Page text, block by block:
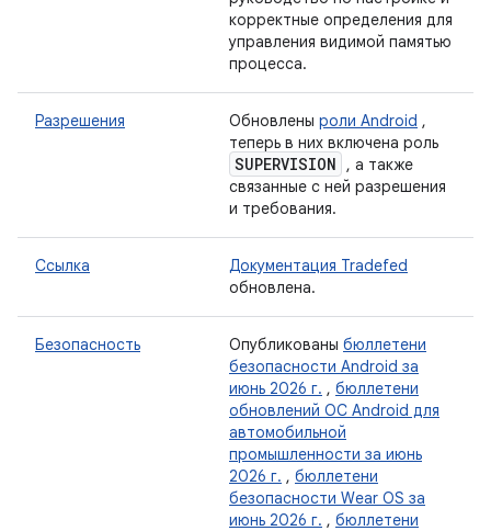
корректные определения для
управления видимой памятью
процесса.
Разрешения Обновлены роли Android ,
теперь в них включена роль
SUPERVISION
, а также
связанные с ней разрешения
и требования.
Ссылка
Документация Tradefed
обновлена.
Безопасность Опубликованы бюллетени
безопасности Android за
июнь 2026 г. , бюллетени
обновлений ОС Android для
автомобильной
промышленности за июнь
2026 г. , бюллетени
безопасности Wear OS за
июнь 2026 г. , бюллетени